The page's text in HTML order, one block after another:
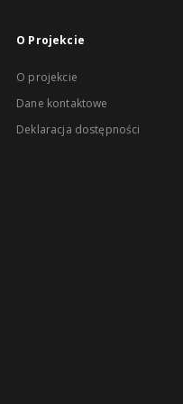
O Projekcie
O projekcie
Dane kontaktowe
Deklaracja dostępności